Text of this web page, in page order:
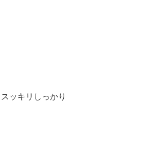
スッキリ しっかり